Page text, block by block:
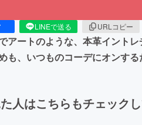
LINEで送る URLコピー
アートのような、本革イント
も、いつものコーデにオンす
人はこちらもチェック